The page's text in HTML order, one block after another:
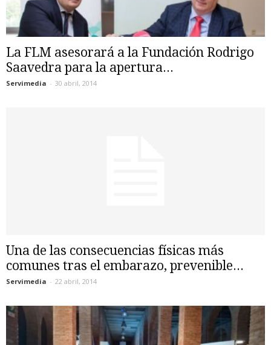
La FLM asesorará a la Fundación Rodrigo
Saavedra para la apertura...
Servimedia - 30 abril, 2014
Una de las consecuencias físicas más
comunes tras el embarazo, prevenible...
Servimedia - 22 abril, 2014